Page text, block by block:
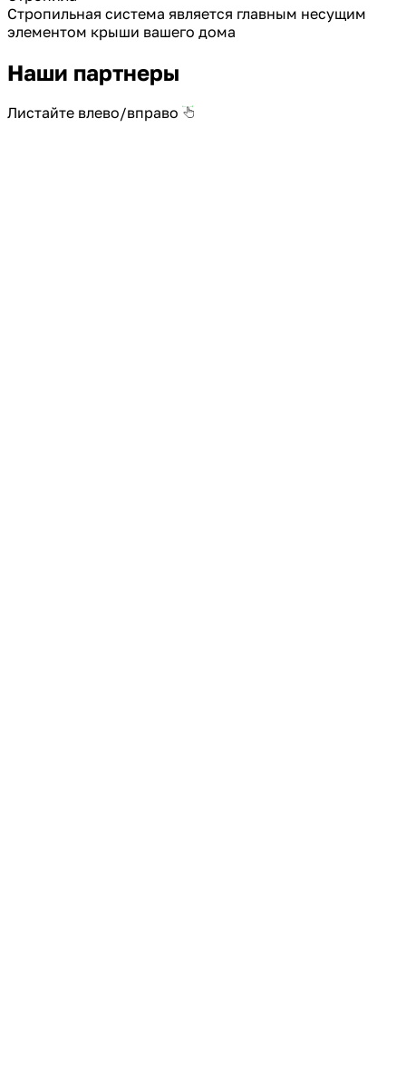
Стропильная система является главным несущим
элементом крыши вашего дома
Наши партнеры
Листайте влево/вправо